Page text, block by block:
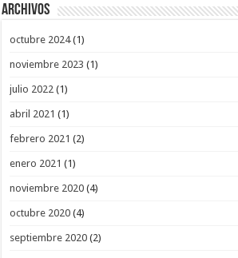
Archivos
octubre 2024(1)
noviembre 2023 (1)
julio 2022 (1)
abril 2021 (1)
febrero 2021 (2)
enero 2021 (1)
noviembre 2020 (4)
octubre 2020 (4)
septiembre 2020 (2)